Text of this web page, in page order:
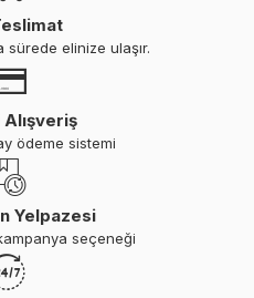
sürede elinize ulaşır.
ödeme sistemi
Yelpazesi
seçeneği